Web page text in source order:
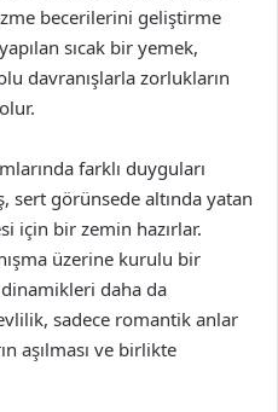
becerilerini geliştirme
sıcak bir yemek,
davranışlarla zorlukların
farklı duyguları
sert görünsede altında yatan
için bir zemin hazırlar.
üzerine kurulu bir
daha da
sadece romantik anlar
aşılması ve birlikte